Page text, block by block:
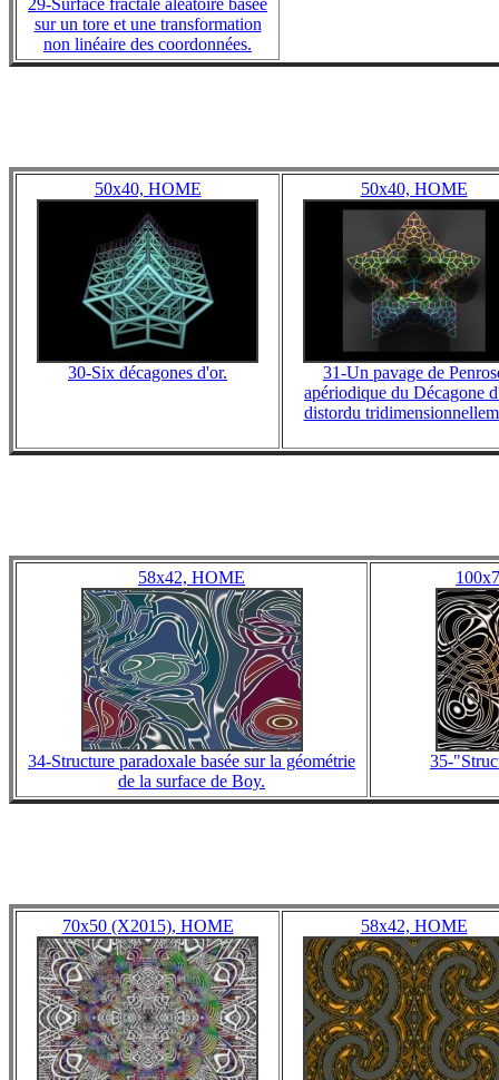
sur un tore et une transformation
non linéaire des coordonnées.
50x40, HOME
30-Six décagones d'or.
50x40, HOME
31-Un pavage de
apériodique du Décagone
distordu
58x42, HOME
34-Structure paradoxale basée sur la géométrie
de la surface de Boy.
35-
70x50 (X2015), HOME 58x42, HOME